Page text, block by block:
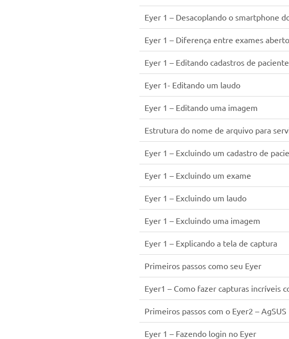
Eyer 1 – Desacoplando o smartphone
Eyer 1 – Diferença entre exames
Eyer 1 – Editando cadastros de
Eyer 1- Editando um laudo
Eyer 1 – Editando uma imagem
Estrutura do nome de arquivo para
Eyer 1 – Excluindo um cadastro de
Eyer 1 – Excluindo um exame
Eyer 1 – Excluindo um laudo
Eyer 1 – Excluindo uma imagem
Eyer 1 – Explicando a tela de captura
Primeiros passos como seu Eyer
Eyer1 – Como fazer capturas incríveis
Primeiros passos com o Eyer2 – AgSUS
Eyer 1 – Fazendo login no Eyer